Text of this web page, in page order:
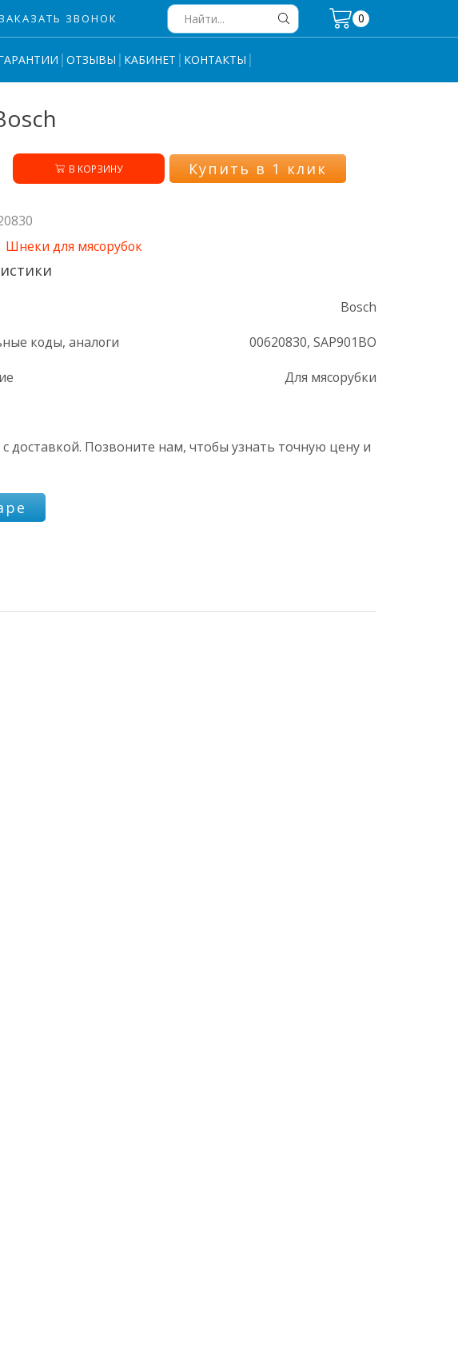
ЗАКАЗАТЬ ЗВОНОК
input
0
ОТЗЫВЫ КАБИНЕТ КОНТАКТЫ
В КОРЗИНУ Купить в 1 клик
Шнеки для мясорубок
Bosch
коды, аналоги
00620830, SAP901BO
Для мясорубки
доставкой. Позвоните нам, чтобы узнать точную цену и